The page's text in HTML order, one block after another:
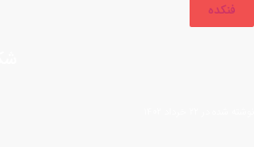
فنکده